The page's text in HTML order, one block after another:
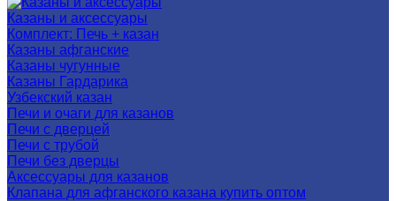
Казаны и аксессуары
Комплект: Печь + казан
Казаны афганские
Казаны чугунные
Казаны Гардарика
Узбекский казан
Печи и очаги для казанов
Печи с дверцей
Печи с трубой
Печи без дверцы
Аксессуары для казанов
Клапана для афганского казана купить оптом